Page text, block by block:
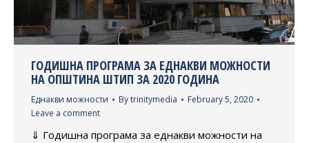
ГОДИШНА ПРОГРАМА ЗА ЕДНАКВИ МОЖНОСТИ
НА ОПШТИНА ШТИП ЗА 2020 ГОДИНА
Еднакви можности Bytrinitymedia
February 5, 2020
Leave a comment
⇓ Годишна програма за еднакви можности на